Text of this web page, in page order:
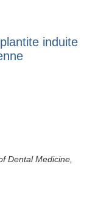
induite
Dental Medicine,